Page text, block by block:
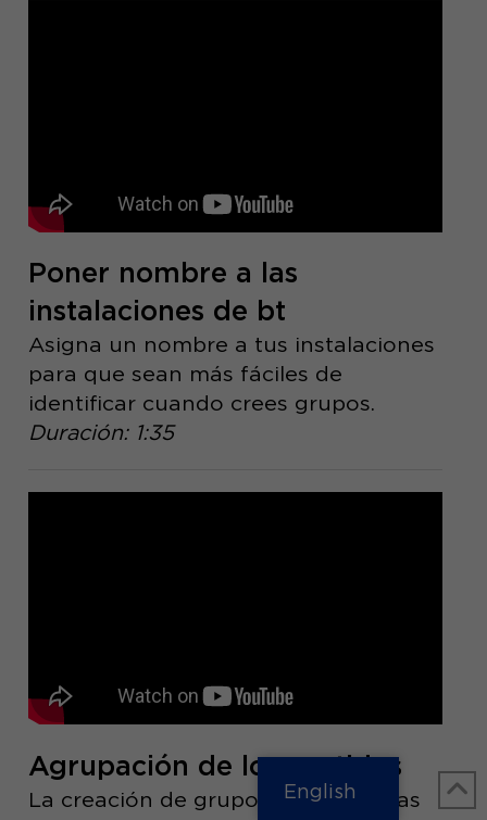
Poner nombre a las
instalaciones de bt
Asigna un nombre a tus instalaciones
para que sean más fáciles de
identificar cuando crees grupos.
Duración: 1:35
Agrupación de los partidos
La creación de grupos de luminarias
English